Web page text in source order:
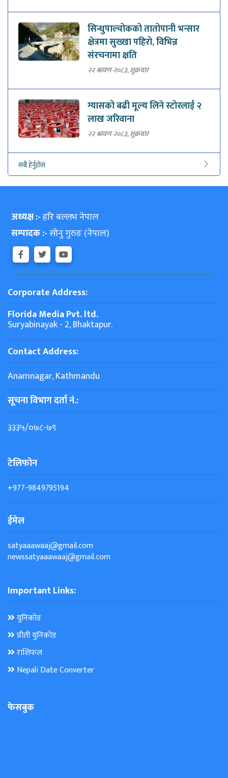
सिन्धुपाल्चोकको तातोपानी भन्सार
क्षेत्रमा सुख्खा पहिरो, विभिन्न
संरचनामा क्षति
२२ श्रावण २०८३, शुक्रवार
ग्यासको बढी मूल्य लिने स्टोरलाई २
लाख जरिवाना
२२ श्रावण २०८३, शुक्रवार
सबै हेर्नुहोस
अध्यक्ष :-हरि बल्लभ नेपाल
सम्पादक :-सोनु गुरुङ (नेपाल)
Corporate Address:
Florida Media Pvt. ltd.
Suryabinayak - 2, Bhaktapur.
Contact Address:
Anamnagar, Kathmandu
सूचना विभाग दर्ता नं.:
३३३५/०७८-७९
टेलिफोन
+977-9849795194
ईमेल
satyaaawaaj@gmail.com
newssatyaaawaaj@gmail.com
Important Links:
युनिकोड
प्रीती युनिकोड
राशिफल
Nepali Date Converter
फेसबुक